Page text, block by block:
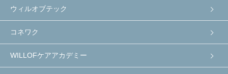
ウィルオブテック
コネワク
WILLOFケアアカデミー